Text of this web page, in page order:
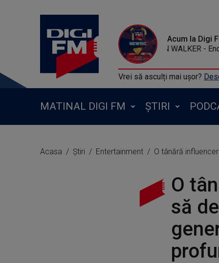
Acum la Digi
ALAN
Vrei să asculți mai ușor?
MATINAL DIGI FM ȘTIRI
Acasa Știri Entertainment O tânără
O
să